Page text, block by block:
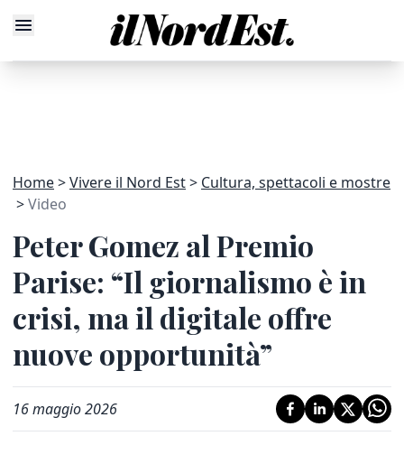
Home Vivere il Nord Est
Cultura, spettacoli e mostre
Video
Peter Gomez al Premio
Parise: “Il giornalismo è in
crisi, ma il digitale offre
nuove opportunità”
16 maggio 2026